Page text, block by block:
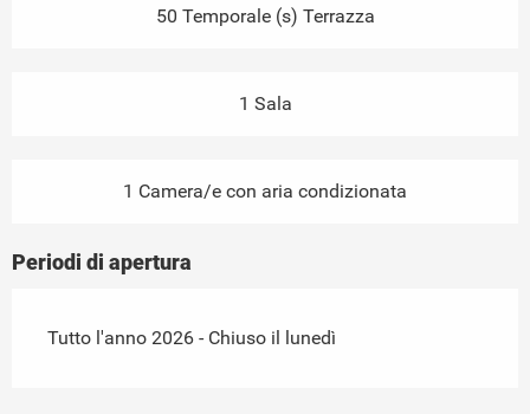
50 Temporale (s) Terrazza
1 Sala
1 Camera/e con aria condizionata
Periodi di apertura
Tutto l'anno 2026 - Chiuso il lunedì